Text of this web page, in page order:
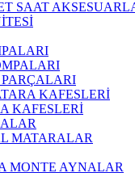
SAAT
PARÇALARI
KAFESLERİ
KAFESLERİ
MATARALAR
MONTE AYNALAR